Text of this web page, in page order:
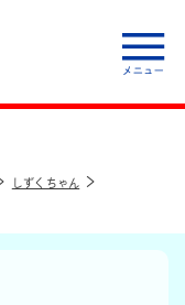
しずくちゃん